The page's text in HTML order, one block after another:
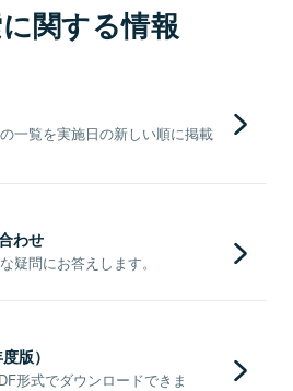
関する情報
一覧を実施日の新しい順に掲載
わせ
疑問にお答えします。
版）
形式でダウンロードできま